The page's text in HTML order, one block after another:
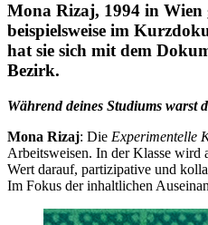
Mona Rizaj, 1994 in
beispielsweise im
hat sie sich mit dem
Bezirk.
Während deines Studiums warst
Mona Rizaj: Die Experimentelle
Arbeitsweisen. In der Klasse wird
Wert darauf, partizipative und
Im Fokus der inhaltlichen